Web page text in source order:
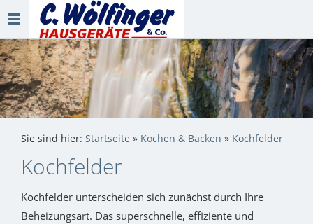
Sie sind hier: Startseite » Kochen & Backen » Kochfelder
Kochfelder
Kochfelder unterscheiden sich zunächst durch Ihre
Beheizungsart. Das superschnelle, effiziente und